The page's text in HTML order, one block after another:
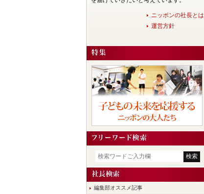
ニッポンの社長とは
運営方針
編集部オススメ記事